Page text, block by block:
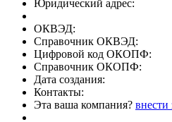
Юридический адрес:
ОКВЭД:
Справочник ОКВЭД:
Цифровой код ОКОПФ:
Справочник ОКОПФ:
Дата создания:
Контакты:
Эта ваша компания? внести